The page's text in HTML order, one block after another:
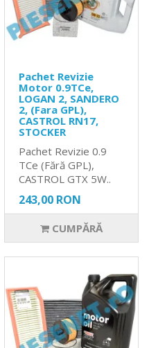
Pachet Revizie
Motor 0.9TCe,
LOGAN 2, SANDERO
2, (Fara GPL),
CASTROL RN17,
STOCKER
Pachet Revizie 0.9
TCe (Fără GPL),
CASTROL GTX 5W..
243,00 RON
CUMPĂRĂ